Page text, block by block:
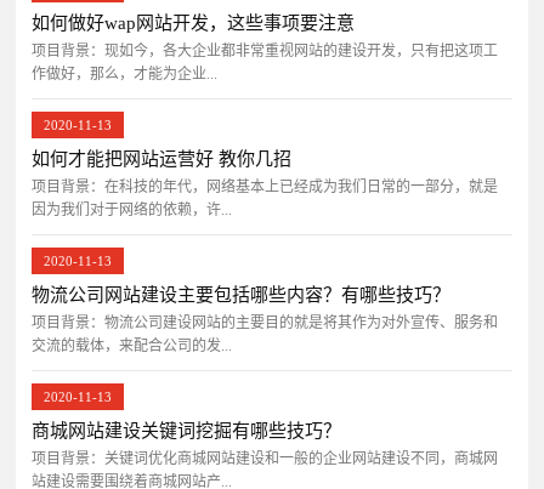
如何做好wap网站开发，这些事项要注意
项目背景：​现如今，各大企业都非常重视网站的建设开发，只有把这项工
作做好，那么，才能为企业...
2020-11-13
如何才能把网站运营好 教你几招
项目背景：在科技的年代，网络基本上已经成为我们日常的一部分，就是
因为我们对于网络的依赖，许...
2020-11-13
物流公司网站建设主要包括哪些内容？有哪些技巧？
项目背景：物流公司建设网站的主要目的就是将其作为对外宣传、服务和
交流的载体，来配合公司的发...
2020-11-13
商城网站建设关键词挖掘有哪些技巧？
项目背景：关键词优化商城网站建设和一般的企业网站建设不同，商城网
站建设需要围绕着商城网站产...